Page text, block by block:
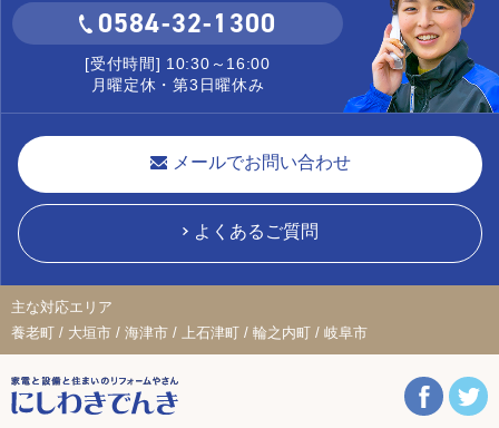
0584-32-1300
[受付時間] 10:30～16:00
月曜定休・第3日曜休み
メールでお問い合わせ
よくあるご質問
主な対応エリア
養老町 / 大垣市 / 海津市 / 上石津町 / 輪之内町 / 岐阜市